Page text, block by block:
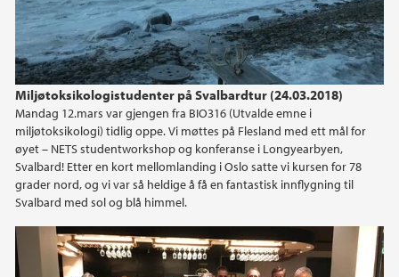
Miljøtoksikologistudenter på Svalbardtur (24.03.2018)
Mandag 12.mars var gjengen fra BIO316 (Utvalde emne i
miljøtoksikologi) tidlig oppe. Vi møttes på Flesland med ett mål for
øyet – NETS studentworkshop og konferanse i Longyearbyen,
Svalbard! Etter en kort mellomlanding i Oslo satte vi kursen for 78
grader nord, og vi var så heldige å få en fantastisk innflygning til
Svalbard med sol og blå himmel.